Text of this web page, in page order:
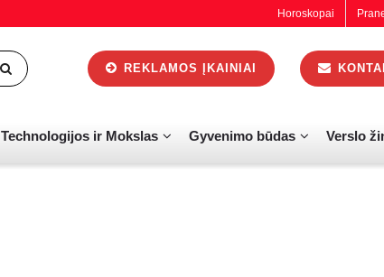
Horoskopai
REKLAMOS ĮKAINIAI
Technologijos ir Mokslas Gyvenimo būdas Verslo